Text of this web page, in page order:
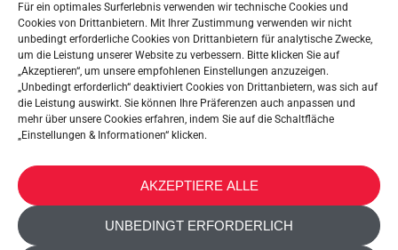
Für ein optimales Surferlebnis verwenden wir technische Cookies und
Cookies von Drittanbietern. Mit Ihrer Zustimmung verwenden wir nicht
unbedingt erforderliche Cookies von Drittanbietern für analytische Zwecke,
um die Leistung unserer Website zu verbessern. Bitte klicken Sie auf
„Akzeptieren“, um unsere empfohlenen Einstellungen anzuzeigen.
„Unbedingt erforderlich“ deaktiviert Cookies von Drittanbietern, was sich auf
die Leistung auswirkt. Sie können Ihre Präferenzen auch anpassen und
mehr über unsere Cookies erfahren, indem Sie auf die Schaltfläche
„Einstellungen & Informationen“ klicken.
AKZEPTIERE ALLE
UNBEDINGT ERFORDERLICH
METALTEX SA © 2023 Powered by Ticyweb